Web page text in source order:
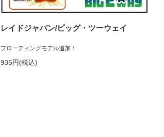
レイドジャパン/ビッグ・ツーウェイ
フローティングモデル追加！
935円(税込)